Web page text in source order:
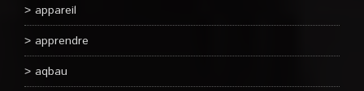
appareil
apprendre
aqbau